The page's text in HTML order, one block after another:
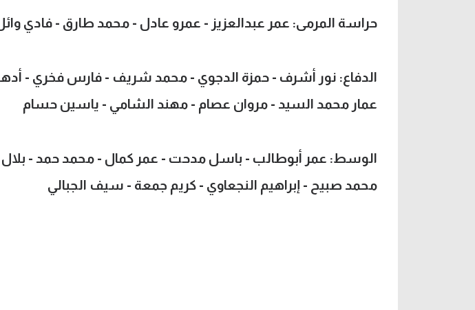
حراسة المرمى: عمر عبدالعزيز - عمرو عادل - محمد طارق - فادي
الدفاع: نور أشرف - حمزة الدجوي - محمد شريف - فارس فخري -
عمار محمد السيد - مروان عصام - مهند الشامي - ياسين حسام
الوسط: عمر أبوطالب - باسل مدحت - عمر كمال - محمد حمد -
محمد صبيح - إبراهيم النجعاوي - كريم جمعة - سيف الجبالي